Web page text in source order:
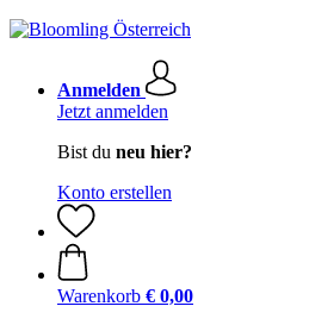
Anmelden
Jetzt anmelden
Bist du neu hier?
Konto erstellen
Warenkorb € 0,00